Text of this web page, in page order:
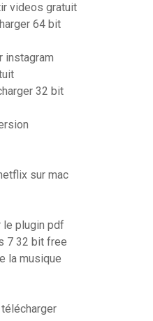
videos gratuit
64 bit
instagram
32 bit
sur mac
le plugin pdf
7 32 bit free
la musique